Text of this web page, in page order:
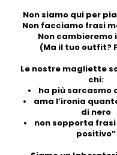
Non siamo qui per
Non facciamo frasi
Non cambieremo
(Ma il tuo outfit?
Le nostre magliette
chi:
• ha più sarcasmo
• ama l’ironia
di nero
• non sopporta frasi
positivo”